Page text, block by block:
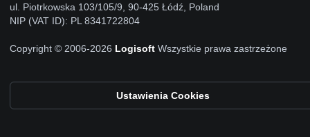
ul. Piotrkowska 103/105/9, 90-425 Łódź, Poland
NIP (VAT ID): PL 8341722804
Copyright © 2006-2026 Logisoft Wszystkie prawa zastrzeżone
Ustawienia Cookies